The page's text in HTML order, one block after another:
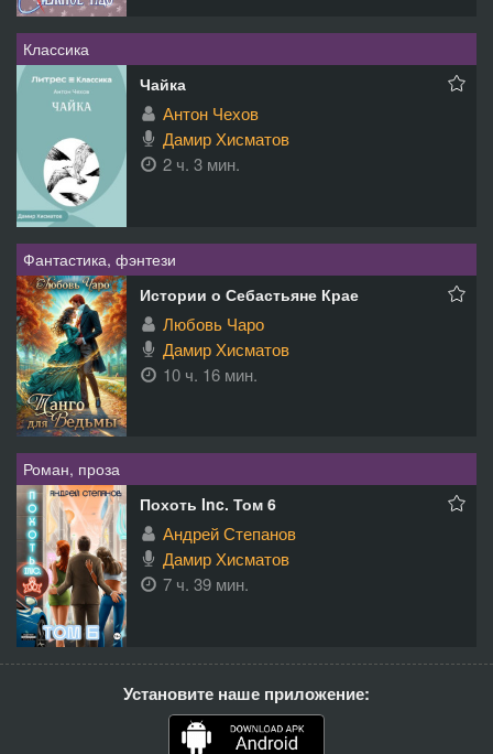
Классика
Чайка
Антон Чехов
Дамир Хисматов
2 ч. 3 мин.
Фантастика, фэнтези
Истории о Себастьяне Крае
Любовь Чаро
Дамир Хисматов
10 ч. 16 мин.
Роман, проза
Похоть Inc. Том 6
Андрей Степанов
Дамир Хисматов
7 ч. 39 мин.
Установите наше приложение: